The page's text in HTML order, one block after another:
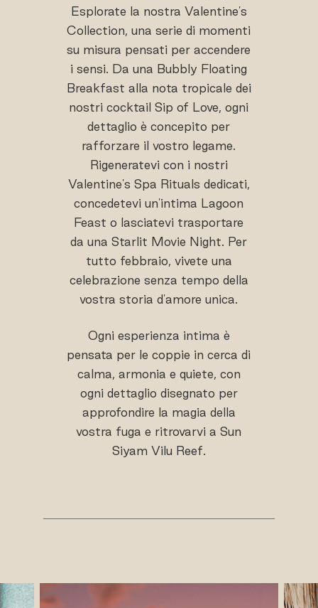
Esplorate la nostra Valentine's
Collection, una serie di momenti
su misura pensati per accendere
i sensi. Da una Bubbly Floating
Breakfast alla nota tropicale dei
nostri cocktail Sip of Love, ogni
dettaglio è concepito per
rafforzare il vostro legame.
Rigeneratevi con i nostri
Valentine's Spa Rituals dedicati,
concedetevi un'intima Lagoon
Feast o lasciatevi trasportare
da una Starlit Movie Night. Per
tutto febbraio, vivete una
celebrazione senza tempo della
vostra storia d'amore unica.
Ogni esperienza intima è
pensata per le coppie in cerca di
calma, armonia e quiete, con
ogni dettaglio disegnato per
approfondire la magia della
vostra fuga e ritrovarvi a Sun
Siyam Vilu Reef.